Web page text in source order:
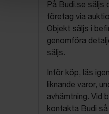
På Budi.se säljs
företag via
Objekt säljs i
genomföra
säljs.
Inför köp, läs
liknande varor,
avhämtning. Vid
kontakta Budi